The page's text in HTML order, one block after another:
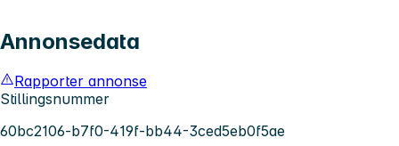
Annonsedata
Rapporter annonse
Stillingsnummer
60bc2106-b7f0-419f-bb44-3ced5eb0f5ae